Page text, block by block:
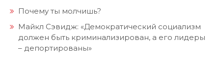
Почему ты молчишь?
Майкл Сэвидж: «Демократический социализм
должен быть криминализирован, а его лидеры
– депортированы»